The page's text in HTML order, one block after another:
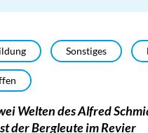
Sonstiges
Welten des Alfred
der Bergleute im Revier